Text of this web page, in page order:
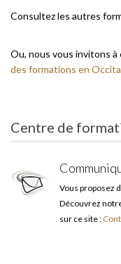
Consultez les autres
Ou, nous vous invitons
des formations en
Centre de
Vous proposez
Découvrez
sur ce site :